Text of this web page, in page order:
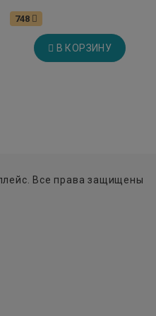
748
В КОРЗИНУ
Все права защищены